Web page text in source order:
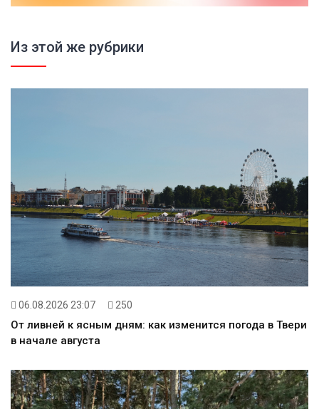
Из этой же рубрики
06.08.2026 23:07 250
От ливней к ясным дням: как изменится погода в Твери
в начале августа